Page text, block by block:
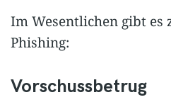
Im Wesentlichen gibt es
Phishing:
Vorschussbetrug